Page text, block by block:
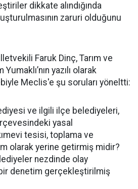
dikkate alındığında
zaruri olduğunu
Faruk Dinç, Tarım ve
yazılı olarak
Meclis'e şu soruları yöneltti:
ve ilgili ilçe belediyeleri,
yasal
tesisi, toplama ve
olarak yerine getirmiş midir?
nezdinde olay
denetim gerçekleştirilmiş